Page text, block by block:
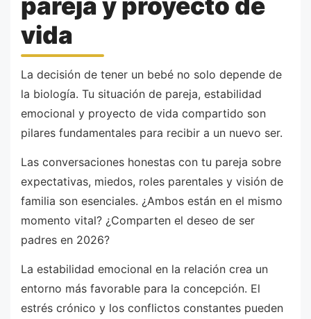
vida
La decisión de tener un bebé no solo depende de
la biología. Tu situación de pareja, estabilidad
emocional y proyecto de vida compartido son
pilares fundamentales para recibir a un nuevo ser.
Las conversaciones honestas con tu pareja sobre
expectativas, miedos, roles parentales y visión de
familia son esenciales. ¿Ambos están en el mismo
momento vital? ¿Comparten el deseo de ser
padres en 2026?
La estabilidad emocional en la relación crea un
entorno más favorable para la concepción. El
estrés crónico y los conflictos constantes pueden